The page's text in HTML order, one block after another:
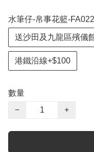
水筆仔-帛事花籃-FA022
送沙田及九龍區殯儀
港鐵沿線+$100
數量
−
+